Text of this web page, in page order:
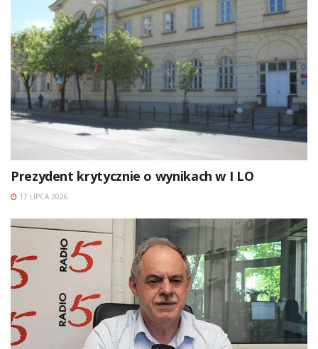
Prezydent krytycznie o wynikach w I LO
17 LIPCA 2026